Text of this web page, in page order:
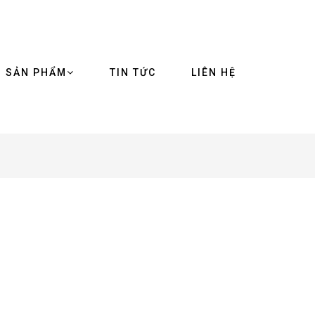
SẢN PHẨM TIN TỨC LIÊN HỆ